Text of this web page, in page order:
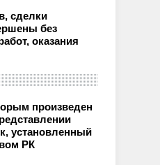
сделки
без
оказания
произведен
установленный
РК